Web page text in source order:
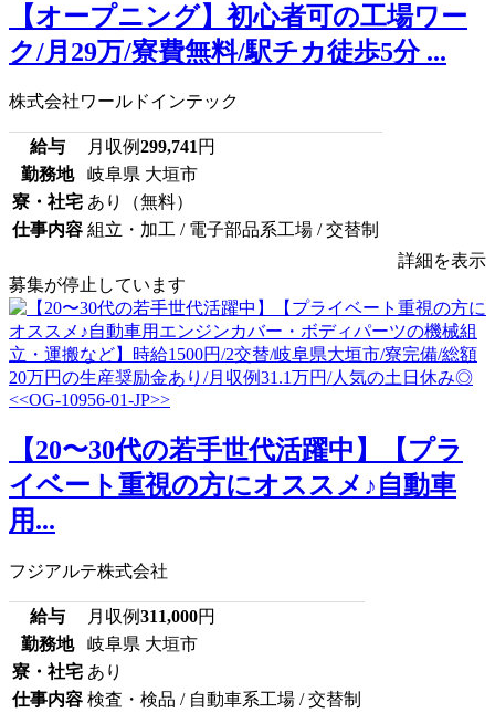
【オープニング】初心者可の工場ワー
ク/月29万/寮費無料/駅チカ徒歩5分 ...
株式会社ワールドインテック
給与 月収例299,741円
勤務地
岐阜県 大垣市
寮・社宅 あり（無料）
仕事内容 組立・加工 / 電子部品系工場 / 交替制
詳細を表示
募集が停止しています
【20〜30代の若手世代活躍中】【プラ
イベート重視の方にオススメ♪自動車
用...
フジアルテ株式会社
給与 月収例311,000円
勤務地
岐阜県 大垣市
寮・社宅 あり
仕事内容 検査・検品 / 自動車系工場 / 交替制